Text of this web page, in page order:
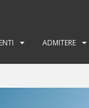
ADMITERE